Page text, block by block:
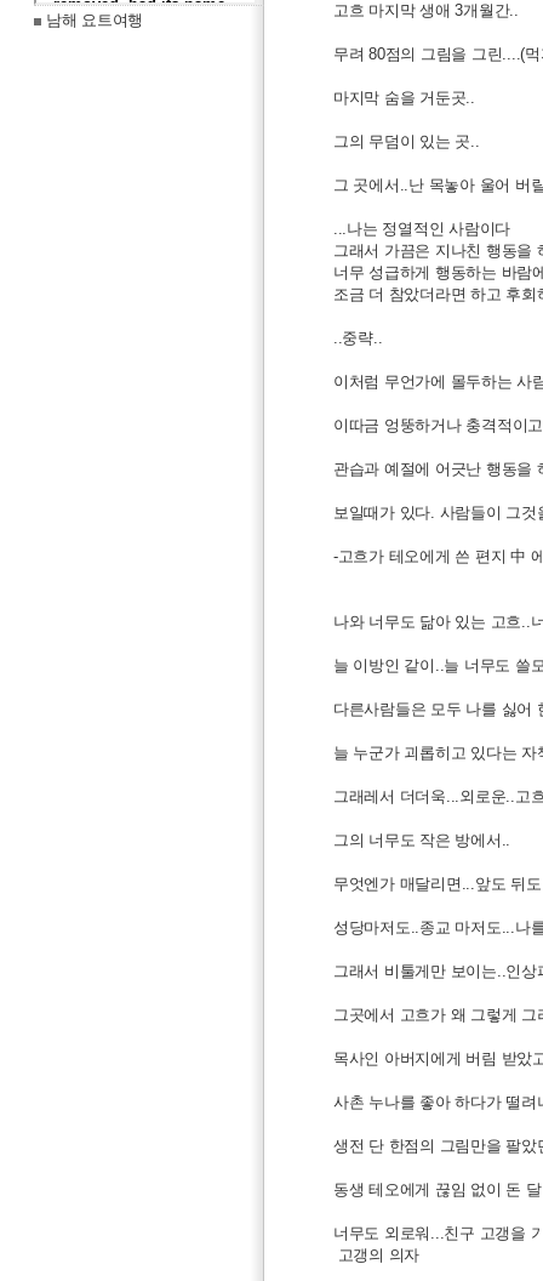
남해 요트여행
고흐 마지막 생애 3개월간..
무려 80점의 그림을 그린....(
마지막 숨을 거둔곳..
그의 무덤이 있는 곳..
그 곳에서..난 목놓아 울어 버
...나는 정열적인 사람이다
그래서 가끔은 지나친 행동을
너무 성급하게 행동하는 바람
조금 더 참았더라면 하고 후회
..중략..
이처럼 무언가에 몰두하는 사
이따금 엉뚱하거나 충격적이고
관습과 예절에 어긋난 행동을
보일때가 있다. 사람들이 그
-고흐가 테오에게 쓴 편지 中
나와 너무도 닮아 있는 고흐..
늘 이방인 같이..늘 너무도 쓸
다른사람들은 모두 나를 싫어
늘 누군가 괴롭히고 있다는 자
그래레서 더더욱...외로운..고
그의 너무도 작은 방에서..
무엇엔가 매달리면...앞도 뒤
성당마저도..종교 마저도...나
그래서 비툴게만 보이는..인상
그곳에서 고흐가 왜 그렇게
목사인 아버지에게 버림 받았
사촌 누나를 좋아 하다가 떨려
생전 단 한점의 그림만을 팔았
동생 테오에게 끊임 없이 돈
너무도 외로워...친구 고갱을
고갱의 의자